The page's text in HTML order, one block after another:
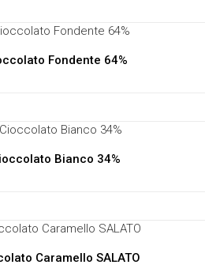
Fondente 64%
Bianco 34%
Caramello SALATO